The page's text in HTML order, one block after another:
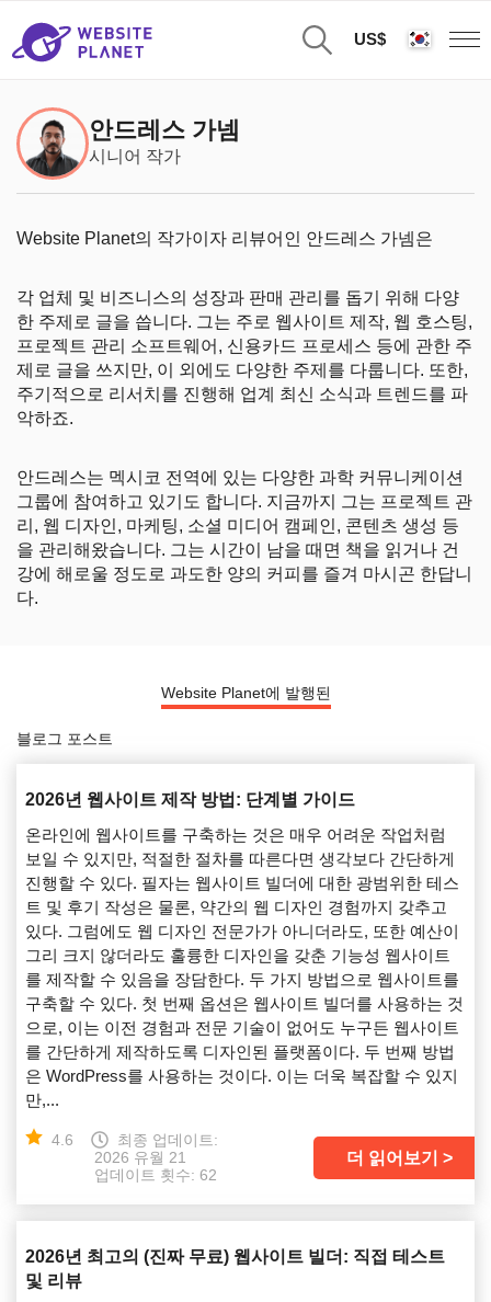
US$
안드레스 가넴
시니어 작가
Website Planet의 작가이자 리뷰어인 안드레스 가넴은
각 업체 및 비즈니스의 성장과 판매 관리를 돕기 위해 다양
한 주제로 글을 씁니다. 그는 주로 웹사이트 제작, 웹 호스팅,
프로젝트 관리 소프트웨어, 신용카드 프로세스 등에 관한 주
제로 글을 쓰지만, 이 외에도 다양한 주제를 다룹니다. 또한,
주기적으로 리서치를 진행해 업계 최신 소식과 트렌드를 파
악하죠.
안드레스는 멕시코 전역에 있는 다양한 과학 커뮤니케이션
그룹에 참여하고 있기도 합니다. 지금까지 그는 프로젝트 관
리, 웹 디자인, 마케팅, 소셜 미디어 캠페인, 콘텐츠 생성 등
을 관리해왔습니다. 그는 시간이 남을 때면 책을 읽거나 건
강에 해로울 정도로 과도한 양의 커피를 즐겨 마시곤 한답니
다.
Website Planet에 발행된
블로그 포스트
2026년 웹사이트 제작 방법: 단계별 가이드
온라인에 웹사이트를 구축하는 것은 매우 어려운 작업처럼
보일 수 있지만, 적절한 절차를 따른다면 생각보다 간단하게
진행할 수 있다. 필자는 웹사이트 빌더에 대한 광범위한 테스
트 및 후기 작성은 물론, 약간의 웹 디자인 경험까지 갖추고
있다. 그럼에도 웹 디자인 전문가가 아니더라도, 또한 예산이
그리 크지 않더라도 훌륭한 디자인을 갖춘 기능성 웹사이트
를 제작할 수 있음을 장담한다. 두 가지 방법으로 웹사이트를
구축할 수 있다. 첫 번째 옵션은 웹사이트 빌더를 사용하는 것
으로, 이는 이전 경험과 전문 기술이 없어도 누구든 웹사이트
를 간단하게 제작하도록 디자인된 플랫폼이다. 두 번째 방법
은 WordPress를 사용하는 것이다. 이는 더욱 복잡할 수 있지
만,...
4.6
최종 업데이트:
2026 유월 21
업데이트 횟수: 62
더 읽어보기
2026년 최고의 (진짜 무료) 웹사이트 빌더: 직접 테스트
및 리뷰